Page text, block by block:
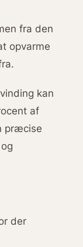
fra den
opvarme
kan
af
præcise
der